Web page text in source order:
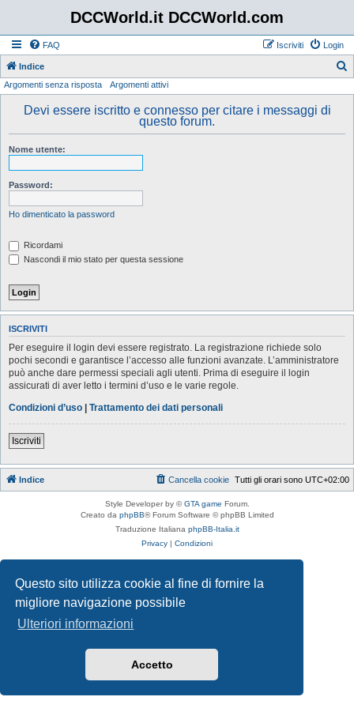
Questo sito utilizza cookie al fine di fornire la
migliore navigazione possibile
Ulteriori informazioni
Accetto
DCCWorld.it DCCWorld.com
FAQ Login
Iscriviti
Indice
Argomenti senza risposta Argomenti attivi
Devi essere iscritto e connesso per citare i messaggi di
questo forum.
Nome utente:
Password:
Ho dimenticato la password
Ricordami
Nascondi il mio stato per questa sessione
ISCRIVITI
Per eseguire il login devi essere registrato. La registrazione richiede solo
pochi secondi e garantisce l’accesso alle funzioni avanzate. L’amministratore
può anche dare permessi speciali agli utenti. Prima di eseguire il login
assicurati di aver letto i termini d’uso e le varie regole.
Condizioni d’uso | Trattamento dei dati personali
Iscriviti
Indice Tutti gli orari sono UTC+02:00
Cancella cookie
Style Developer by ©GTA game Forum.
Creato da phpBB® Forum Software © phpBB Limited
Traduzione Italiana phpBB-Italia.it
Privacy | Condizioni